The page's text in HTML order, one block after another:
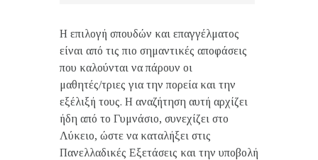
Η επιλογή σπουδών και επαγγέλματος
είναι από τις πιο σημαντικές αποφάσεις
που καλούνται να πάρουν οι
μαθητές/τριες για την πορεία και την
εξέλιξή τους. Η αναζήτηση αυτή αρχίζει
ήδη από το Γυμνάσιο, συνεχίζει στο
Λύκειο, ώστε να καταλήξει στις
Πανελλαδικές Εξετάσεις και την υποβολή